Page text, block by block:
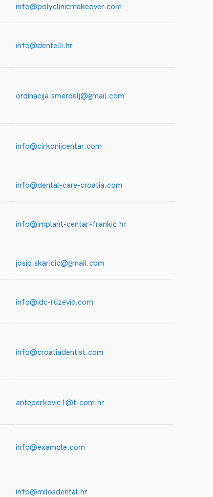
info@polyclinicmakeover.com
info@dentelli.hr
ordinacija.smerdelj@gmail.com
info@cirkonijcentar.com
info@dental-care-croatia.com
info@implant-centar-frankic.hr
josip.skaricic@gmail.com
info@idc-ruzevic.com
info@croatiadentist.com
anteperkovic1@t-com.hr
info@example.com
info@milosdental.hr